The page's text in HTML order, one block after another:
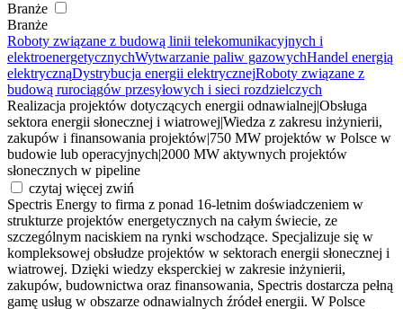
Branże
Branże
Roboty związane z budową linii telekomunikacyjnych i
elektroenergetycznychWytwarzanie paliw gazowychHandel energią
elektrycznąDystrybucja energii elektrycznejRoboty związane z
budową rurociągów przesyłowych i sieci rozdzielczych
Realizacja projektów dotyczących energii odnawialnej Obsługa
sektora energii słonecznej i wiatrowej Wiedza z zakresu inżynierii,
zakupów i finansowania projektów 750 MW projektów w Polsce w
budowie lub operacyjnych2000 MW aktywnych projektów
słonecznych w pipeline
czytaj więcej zwiń
Spectris Energy to firma z ponad 16-letnim doświadczeniem w
strukturze projektów energetycznych na całym świecie, ze
szczególnym naciskiem na rynki wschodzące. Specjalizuje się w
kompleksowej obsłudze projektów w sektorach energii słonecznej i
wiatrowej. Dzięki wiedzy eksperckiej w zakresie inżynierii,
zakupów, budownictwa oraz finansowania, Spectris dostarcza pełną
gamę usług w obszarze odnawialnych źródeł energii. W Polsce